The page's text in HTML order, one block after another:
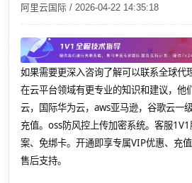
阿里云国际 / 2026-04-22 14:35:18
如果需要更深入咨询了解可以联系全球代
在云平台领域有更专业的知识和建议，他
云，国际华为云，aws亚马逊，谷歌云一
充值。oss防风控上传加密系统。客服
案、免绑卡。开通即享专属VIP优惠、充
售后支持。